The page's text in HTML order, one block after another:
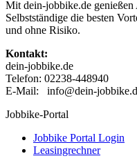
Mit dein-jobbike.de
Selbstständige die besten
und ohne Risiko.
Kontakt:
dein-jobbike.de
Telefon: 02238-448940
E-Mail: info@dein-
Jobbike-Portal
Jobbike Portal Login
Leasingrechner